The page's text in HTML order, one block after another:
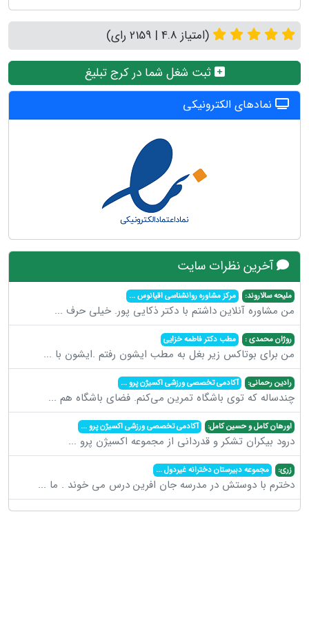
(امتیاز 4.8 | 2159 رای)
ثبت شغل شما در کرج تبلیغ
نمادهای الکترونیکی
آخرین نظرات سایت
ملیحه سالاروند: مرکز مشاوره روانشناسی اقیانوس...
من مشاوره آنلاین داشتم با دکتر ذکایی پور. خیلی حرف ...
روژان محمدی : مطب دکتر فاطمه خزایی
من برای بوتاکس زیر بغل به مطب ایشون رفتم .ایشون با ...
رادین رحمانی: آکادمی تخصصی ورزشی اکسیژن پرو...
چندساله که توی باشگاه تمرین می‌کنم. فضای باشگاه هم ...
اورهان کامل و حسین کامل: آکادمی تخصصی ورزشی اکسیژن پرو...
درود بیکران تشکر و قدردانی از مجموعه اکسیژن پرو ...
زری: مجموعه دبیرستان دخترانه غیردول...
دخترم با دوستش در مدرسه جان افرین درس می خوند . ما ...